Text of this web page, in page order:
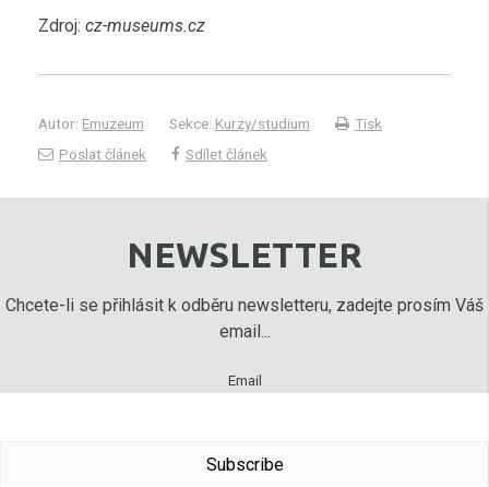
Zdroj: cz-museums.cz
Autor: Emuzeum Sekce: Kurzy/studium
Tisk
Poslat článek
Sdílet článek
NEWSLETTER
Chcete-li se přihlásit k odběru newsletteru, zadejte prosím Váš
email...
Email
Subscribe